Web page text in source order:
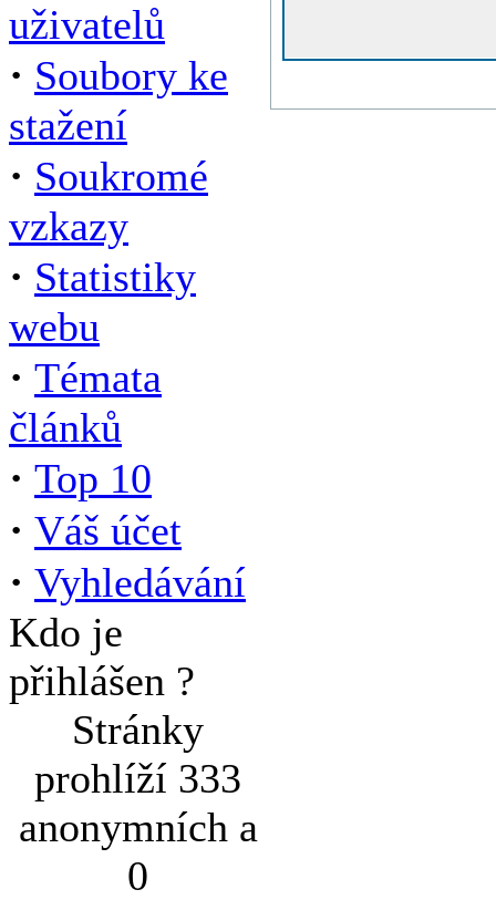
uživatelů
· Soubory ke
stažení
· Soukromé
vzkazy
· Statistiky
webu
· Témata
článků
· Top 10
· Váš účet
· Vyhledávání
Kdo je
přihlášen ?
Stránky
prohlíží 333
anonymních a
0